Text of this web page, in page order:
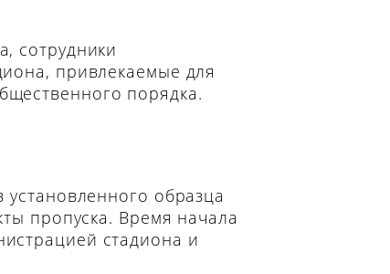
сотрудники
привлекаемые для
порядка.
образца
пропуска. Время начала
стадиона и